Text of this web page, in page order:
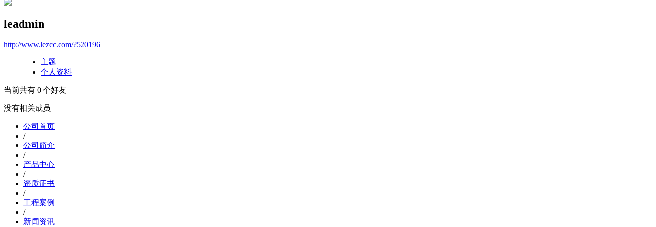
leadmin
http://www.lezcc.com/?520196
主题
个人资料
当前共有 0 个好友
没有相关成员
公司首页
/
公司简介
/
产品中心
/
资质证书
/
工程案例
/
新闻资讯